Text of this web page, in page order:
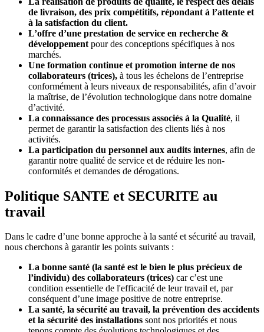
de livraison, des prix compétitifs, répondant à l’attente et
à la satisfaction du client.
L’offre d’une prestation de service en recherche &
développement pour des conceptions spécifiques à nos
marchés.
Une formation continue et promotion interne de nos
collaborateurs (trices), à tous les échelons de l’entreprise
conformément à leurs niveaux de responsabilités, afin d’avoir
la maîtrise, de l’évolution technologique dans notre domaine
d’activité.
La connaissance des processus associés à la Qualité, il
permet de garantir la satisfaction des clients liés à nos
activités.
La participation du personnel aux audits internes, afin de
garantir notre qualité de service et de réduire les non-
conformités et demandes de dérogations.
Politique SANTE et SECURITE au
travail
Dans le cadre d’une bonne approche à la santé et sécurité au travail,
nous cherchons à garantir les points suivants :
La bonne santé (la santé est le bien le plus précieux de
l’individu) des collaborateurs (trices) car c’est une
condition essentielle de l'efficacité de leur travail et, par
conséquent d’une image positive de notre entreprise.
La santé, la sécurité au travail, la prévention des accidents
et la sécurité des installations sont nos priorités et nous